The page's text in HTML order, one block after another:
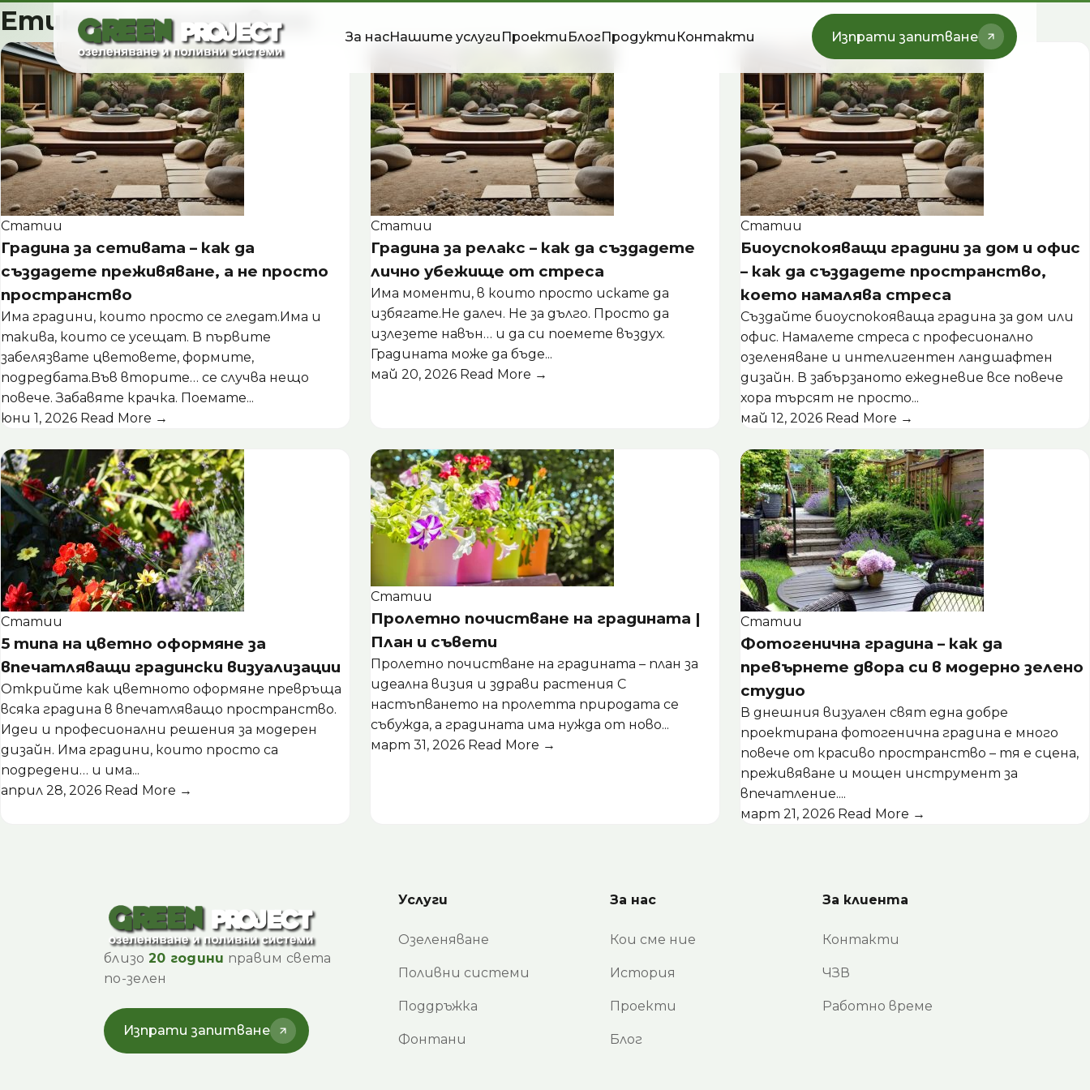
Skip
to
content
За насНашите услуги Проекти БлогПродукти Контакти Изпрати запитване
Етикет:озеленяване
Статии
Градина за сетивата – как да
създадете преживяване, а не просто
пространство
Има градини, които просто се гледат.Има и
такива, които се усещат. В първите
забелязвате цветовете, формите,
подредбата.Във вторите… се случва нещо
повече. Забавяте крачка. Поемате...
юни 1, 2026 Read More →
Статии
Градина за релакс – как да създадете
лично убежище от стреса
Има моменти, в които просто искате да
избягате.Не далеч. Не за дълго. Просто да
излезете навън… и да си поемете въздух.
Градината може да бъде...
май 20, 2026 Read More →
Статии
Биоуспокояващи градини за дом и офис
– как да създадете пространство,
което намалява стреса
Създайте биоуспокояваща градина за дом или
офис. Намалете стреса с професионално
озеленяване и интелигентен ландшафтен
дизайн. В забързаното ежедневие все повече
хора търсят не просто...
май 12, 2026 Read More →
Статии
5 типа на цветно оформяне за
впечатляващи градински визуализации
Открийте как цветното оформяне превръща
всяка градина в впечатляващо пространство.
Идеи и професионални решения за модерен
дизайн. Има градини, които просто са
подредени… и има...
април 28, 2026 Read More →
Статии
Пролетно почистване на градината |
План и съвети
Пролетно почистване на градината – план за
идеална визия и здрави растения С
настъпването на пролетта природата се
събужда, а градината има нужда от ново...
март 31, 2026 Read More →
Статии
Фотогенична градина – как да
превърнете двора си в модерно зелено
студио
В днешния визуален свят една добре
проектирана фотогенична градина е много
повече от красиво пространство – тя е сцена,
преживяване и мощен инструмент за
впечатление....
март 21, 2026 Read More →
близо 20 години правим света
по-зелен
Изпрати запитване
Услуги
Озеленяване
Поливни системи
Поддръжка
Фонтани
За нас
Кои сме ние
История
Проекти
Блог
За клиента
Контакти
ЧЗВ
Работно време